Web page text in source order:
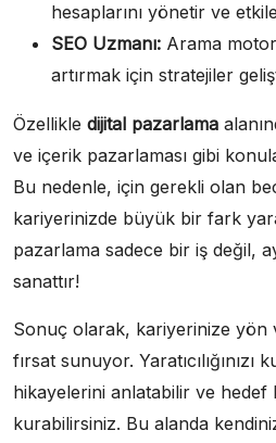
hesaplarını yönetir ve
SEO Uzmanı: Arama
artırmak için stratejiler
Özellikle dijital pazarlama
ve içerik pazarlaması gibi
Bu nedenle, için gerekli olan
kariyerinizde büyük bir fark
pazarlama sadece bir iş değil,
sanattır!
Sonuç olarak, kariyerinize yön
fırsat sunuyor.
hikayelerini anlatabilir ve
kurabilirsiniz. Bu alanda